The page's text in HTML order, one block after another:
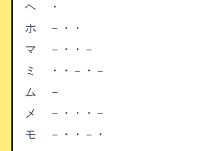
ヘ
・
ホ
－・・
マ
－・・－
ミ
・・－・－
ム
－
メ
－・・・－
モ
－・・－・